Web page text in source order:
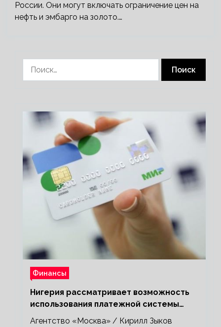
России. Они могут включать ограничение цен на
нефть и эмбарго на золото.…
Финансы
Нигерия рассматривает возможность
использования платежной системы
«Мир»
Агентство «Москва» / Кирилл Зыков